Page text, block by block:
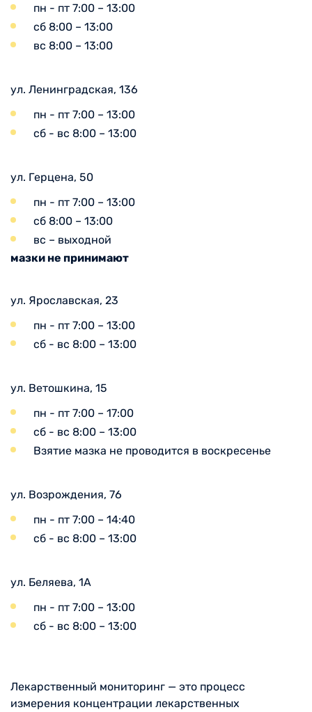
пн - пт 7:00 – 13:00
сб 8:00 – 13:00
вс 8:00 – 13:00
ул. Ленинградская, 136
пн - пт 7:00 – 13:00
сб - вс 8:00 – 13:00
ул. Герцена, 50
пн - пт 7:00 – 13:00
сб 8:00 – 13:00
вс – выходной
мазки не принимают
ул. Ярославская, 23
пн - пт 7:00 – 13:00
сб - вс 8:00 – 13:00
ул. Ветошкина, 15
пн - пт 7:00 – 17:00
сб - вс 8:00 – 13:00
Взятие мазка не проводится в воскресенье
ул. Возрождения, 76
пн - пт 7:00 – 14:40
сб - вс 8:00 – 13:00
ул. Беляева, 1А
пн - пт 7:00 – 13:00
сб - вс 8:00 – 13:00
Лекарственный мониторинг — это процесс
измерения концентрации лекарственных